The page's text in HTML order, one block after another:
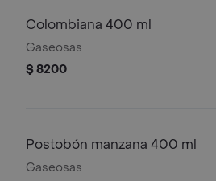
Colombiana 400 ml
Gaseosas
$ 8200
Postobón manzana 400 ml
Gaseosas